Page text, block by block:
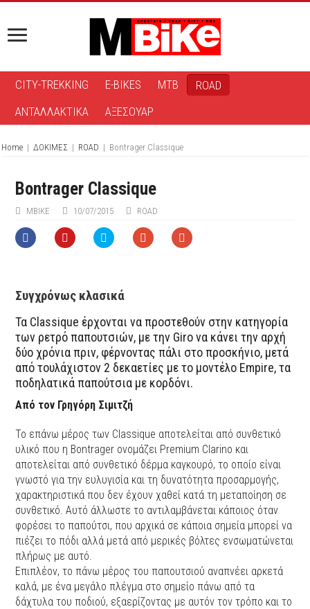
CITY-TREKKING E-BIKES MTB
ROAD
ΑΝΤΑΛΛΑΚΤΙΚΑ
ΑΞΕΣΟΥΑΡ
Home | ΔΟΚΙΜΕΣ | ROAD | Bontrager Classique
Bontrager Classique
ΜΒIKE 10/07/2015 ROAD
Συγχρόνως κλασικά
Τα Classique έρχονται να προστεθούν στην κατηγορία
των ρετρό παπουτσιών, με την Giro να κάνει την αρχή
δύο χρόνια πριν, φέρνοντας πάλι στο προσκήνιο, μετά
από τουλάχιστον 2 δεκαετίες με το μοντέλο Empire, τα
ποδηλατικά παπούτσια με κορδόνι.
Από τον Γρηγόρη Σιμιτζή
Το επάνω μέρος των Classique αποτελείται από συνθετικό
υλικό που η Bontrager ονομάζει Premium Clarino και
αποτελείται από συνθετικό δέρμα καγκουρό, το οποίο είναι
γνωστό για την ευλυγισία και τη δυνατότητα προσαρμογής,
χαρακτηριστικά που δεν έχουν χαθεί κατά τη μεταποίηση σε
συνθετικό. Αυτό άλλωστε το αντιλαμβάνεται κάποιος όταν
φορέσει το παπούτσι, που αρχικά σε κάποια σημεία μπορεί να
πιέζει το πόδι αλλά μετά από μερικές βόλτες ενσωματώνεται
πλήρως με αυτό.
Επιπλέον, το πάνω μέρος του παπουτσιού αναπνέει αρκετά
καλά, με ένα μεγάλο πλέγμα στο σημείο πάνω από τα
δάχτυλα του ποδιού, εξαερίζοντας με αυτόν τον τρόπο και το